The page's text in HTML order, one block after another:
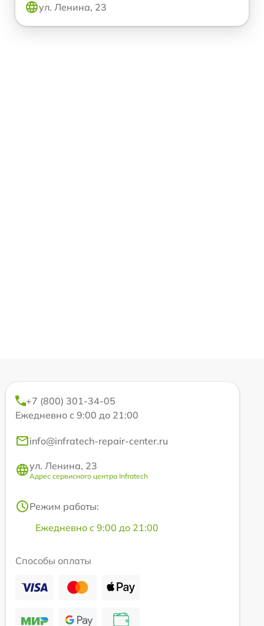
ул. Ленина, 23
+7 (800) 301-34-05
Ежедневно с 9:00 до 21:00
info@infratech-repair-center.ru
ул. Ленина, 23
Адрес сервисного центра Infratech
Режим работы:
Ежедневно с 9:00 до 21:00
Способы оплаты